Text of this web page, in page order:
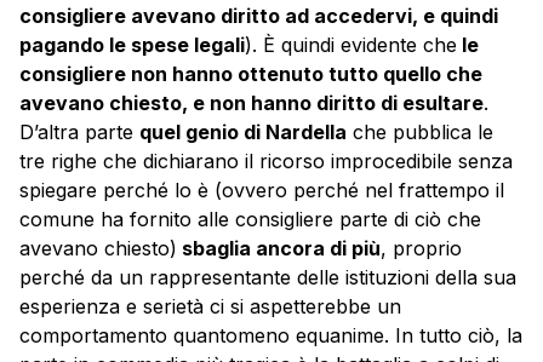
consigliere avevano diritto ad accedervi, e quindi
pagando le spese legali). È quindi evidente che le
consigliere non hanno ottenuto tutto quello che
avevano chiesto, e non hanno diritto di esultare.
D’altra parte quel genio di Nardella che pubblica le
tre righe che dichiarano il ricorso improcedibile senza
spiegare perché lo è (ovvero perché nel frattempo il
comune ha fornito alle consigliere parte di ciò che
avevano chiesto) sbaglia ancora di più, proprio
perché da un rappresentante delle istituzioni della sua
esperienza e serietà ci si aspetterebbe un
comportamento quantomeno equanime. In tutto ciò, la